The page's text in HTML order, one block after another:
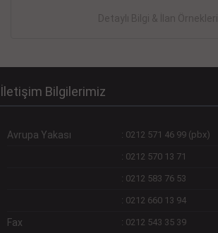
Detaylı Bilgi & İlan Örnekleri
İletişim Bilgilerimiz
Avrupa Yakası : 0212 571 46 99 (pbx)
: 0212 570 13 71
: 0212 583 76 53
: 0212 660 13 94
Fax : 0212 543 35 39
Devamını Gör